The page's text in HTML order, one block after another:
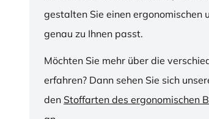
gestalten Sie einen ergonomischen
genau zu Ihnen passt.
Möchten Sie mehr über die
erfahren? Dann sehen Sie sich
den Stoffarten des ergonomischen